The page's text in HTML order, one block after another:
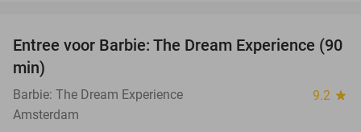
30%
Entree voor Barbie: The Dream Experience (90
min)
Barbie: The Dream Experience 9.2 star
Amsterdam